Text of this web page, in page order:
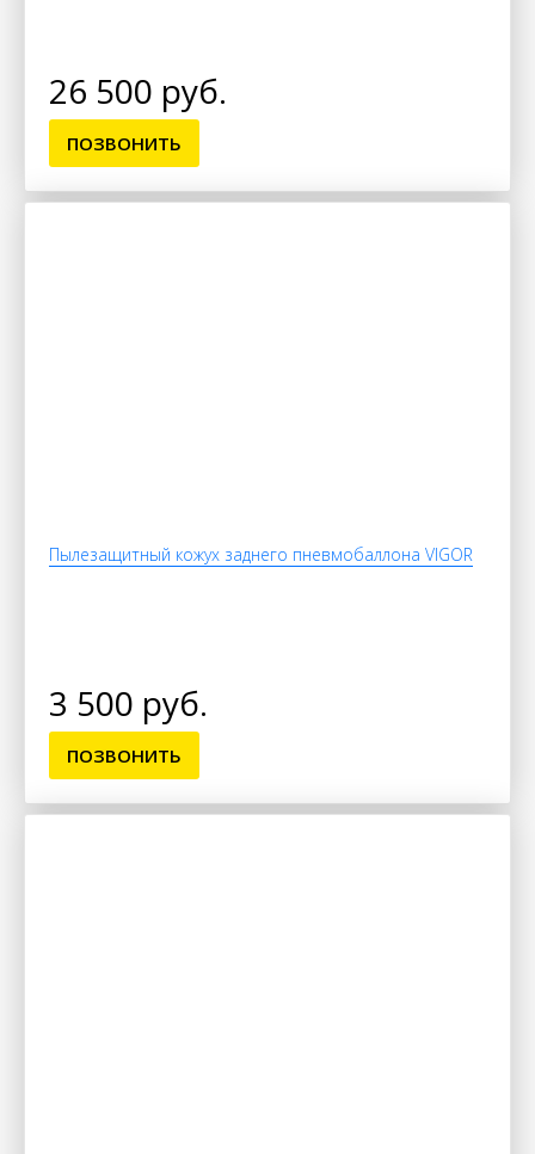
26 500 руб.
ПОЗВОНИТЬ
Пылезащитный кожух заднего пневмобаллона VIGOR
3 500 руб.
ПОЗВОНИТЬ